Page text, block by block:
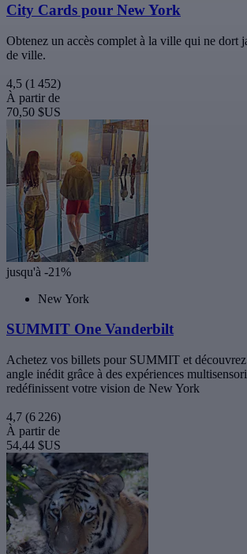
City Cards pour New York
Obtenez un accès complet à la ville qui ne dort
de ville.
4,5 (1 452)
À partir de
70,50 $US
jusqu'à -21%
New York
SUMMIT One Vanderbilt
Achetez vos billets pour SUMMIT et
angle inédit grâce à des expériences
redéfinissent votre vision de New York
4,7 (6 226)
À partir de
54,44 $US